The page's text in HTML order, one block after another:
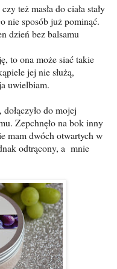
też masła do ciała stały
nie sposób już pominąć.
dzień bez balsamu
to ona może siać takie
jej nie służą,
uwielbiam.
do mojej
Zepchnęło na bok inny
mam dwóch otwartych w
odtrącony, a mnie